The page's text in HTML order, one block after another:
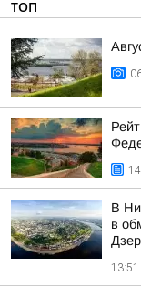
ТОП
В
в
13:51